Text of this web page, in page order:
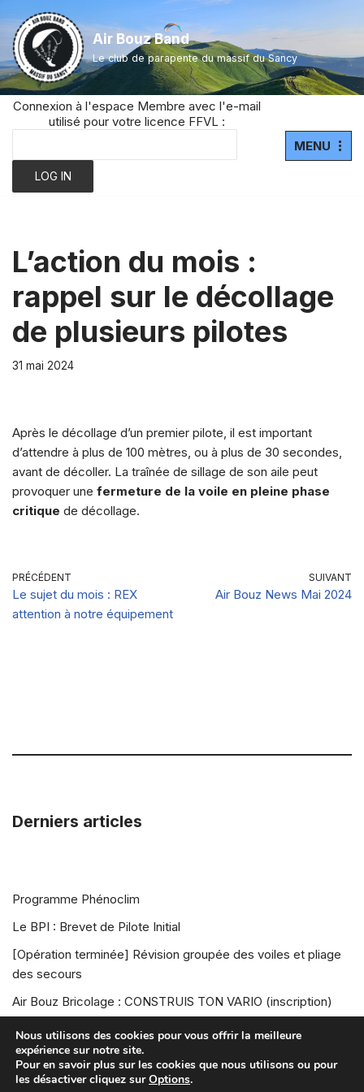
Aller
au
contenu
Air Bouz Band
Le club de parapente du massif du Sancy
Connexion à l'espace Membre avec l'e-mail
utilisé pour votre licence FFVL :
MENU
L’action du mois :
rappel sur le décollage
de plusieurs pilotes
31 mai 2024
Après le décollage d’un premier pilote, il est important
d’attendre à plus de 100 mètres, ou à plus de 30 secondes,
avant de décoller. La traînée de sillage de son aile peut
provoquer une fermeture de la voile en pleine phase
critique de décollage.
PRÉCÉDENT
Le sujet du mois : REX
attention à notre équipement
SUIVANT
Air Bouz News Mai 2024
Derniers articles
Programme Phénoclim
Le BPI : Brevet de Pilote Initial
[Opération terminée] Révision groupée des voiles et pliage
des secours
Air Bouz Bricolage : CONSTRUIS TON VARIO (inscription)
Air Bouz Rando Vol 2026
Nous utilisons des cookies pour vous offrir la meilleure
expérience sur notre site.
Pour en savoir plus sur les cookies que nous utilisons ou pour
les désactiver cliquez surOptions.